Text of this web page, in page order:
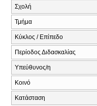
Σχολή
Τμήμα
Κύκλος / Επίπεδο
Περίοδος Διδασκαλίας
Υπεύθυνος/η
Κοινό
Κατάσταση